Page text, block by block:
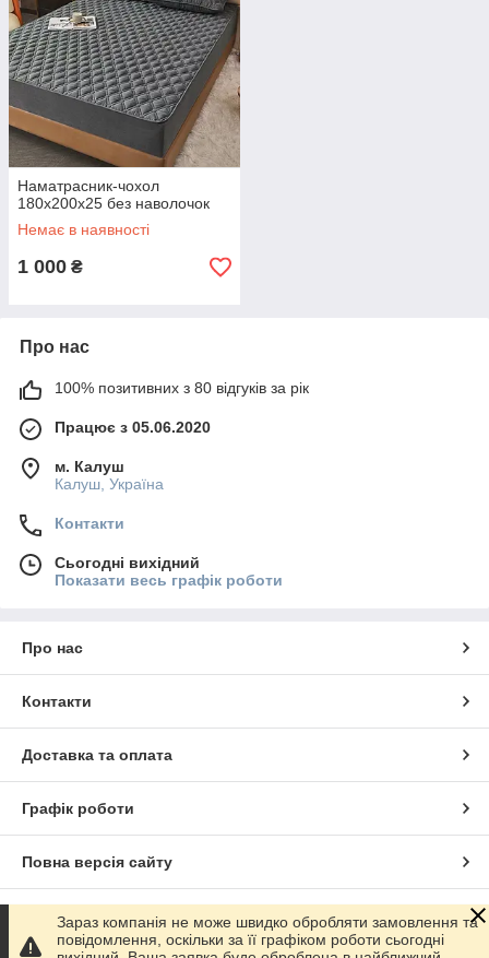
Наматрасник-чохол
180х200х25 без наволочок
Немає в наявності
1 000 ₴
Про нас
100% позитивних з 80 відгуків за рік
Працює з 05.06.2020
м. Калуш
Калуш, Україна
Контакти
Сьогодні вихідний
Показати весь графік роботи
Про нас
Контакти
Доставка та оплата
Графік роботи
Повна версія сайту
Сайт створено на маркетплейсі Prom.ua
Зараз компанія не може швидко обробляти замовлення та
повідомлення, оскільки за її графіком роботи сьогодні